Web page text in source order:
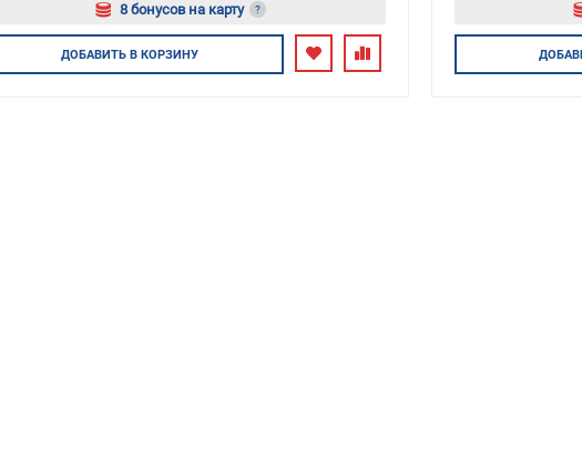
8 бонусов на карту
?
Авторизуйтесь
ДОБАВИТЬВ КОРЗИНУ